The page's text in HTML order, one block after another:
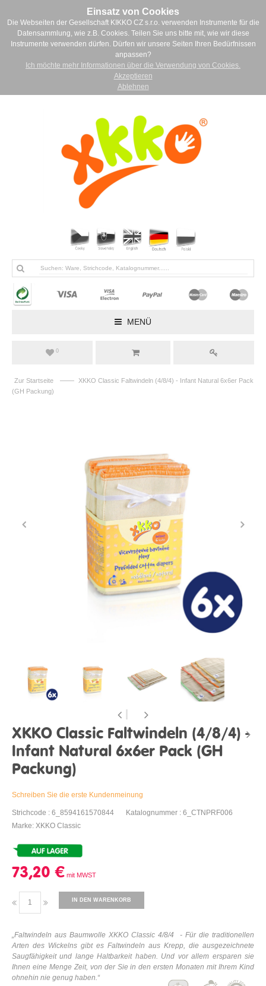
Einsatz von Cookies
Die Webseiten der Gesellschaft KIKKO CZ s.r.o. verwenden Instrumente für die
Datensammlung, wie z.B. Cookies. Teilen Sie uns bitte mit, wie wir diese
Instrumente verwenden dürfen. Dürfen wir unsere Seiten Ihren Bedürfnissen
anpassen?
Ich möchte mehr Informationen über die Verwendung von Cookies.
Akzeptieren
Ablehnen
MENÜ
0
Zur Startseite ——
XKKO Classic Faltwindeln (4/8/4) - Infant Natural 6x6er Pack
(GH Packung)
XKKO Classic Faltwindeln (4/8/4) -
Infant Natural 6x6er Pack (GH
Packung)
Schreiben Sie die erste Kundenmeinung
Strichcode : 6_8594161570844
Katalognummer : 6_CTNPRF006
Marke: XKKO Classic
73,20 €
IN DEN WARENKORB
„Faltwindeln aus Baumwolle XKKO Classic 4/8/4 - Für die traditionellen
Arten des Wickelns gibt es Faltwindeln aus Krepp, die ausgezeichnete
Saugfähigkeit und lange Haltbarkeit haben. Und vor allem ersparen sie
Ihnen eine Menge Zeit, von der Sie in den ersten Monaten mit Ihrem Kind
ohnehin nie genug haben.“